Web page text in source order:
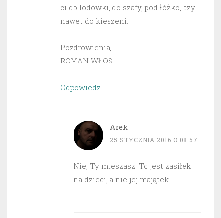
ci do lodówki, do szafy, pod łóżko, czy
nawet do kieszeni.
Pozdrowienia,
ROMAN WŁOS
Odpowiedz
Arek
25 STYCZNIA 2016 O 08:57
Nie, Ty mieszasz. To jest zasiłek
na dzieci, a nie jej majątek.